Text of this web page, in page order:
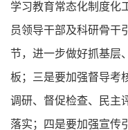
学习教育常态化制度化
员领导干部及科研骨干
节，进一步做好抓基层
板；三是要加强督导考
调研、督促检查、民主
落实；四是要加强宣传